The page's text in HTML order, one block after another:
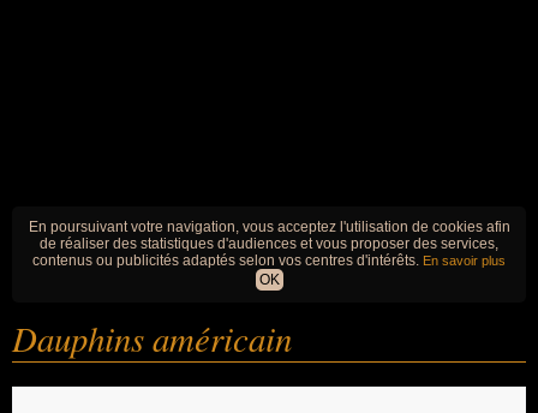
En poursuivant votre navigation, vous acceptez l'utilisation de cookies afin
de réaliser des statistiques d'audiences et vous proposer des services,
contenus ou publicités adaptés selon vos centres d'intérêts. En savoir plus
OK
Dauphins américain